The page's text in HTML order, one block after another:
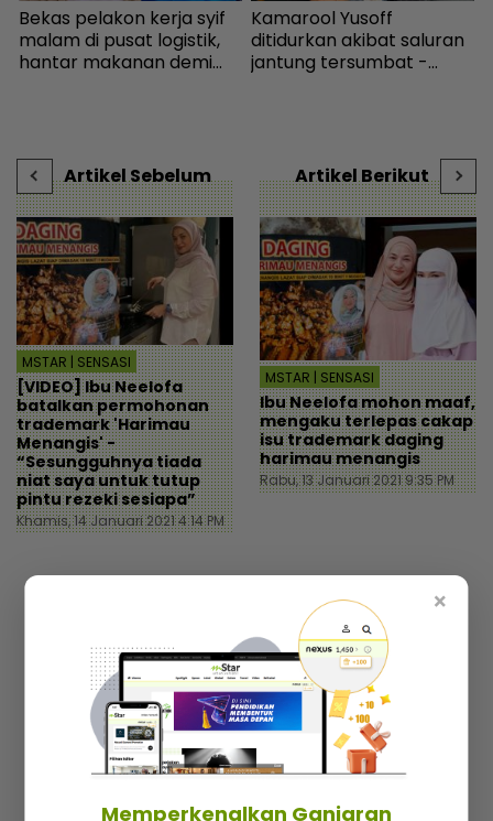
Bekas pelakon kerja syif
malam di pusat logistik,
hantar makanan demi
Kamarool Yusoff
ditidurkan akibat saluran
jantung tersumbat -
Artikel Sebelum
MSTAR | SENSASI
[VIDEO] Ibu Neelofa
batalkan permohonan
trademark 'Harimau
Menangis' -
“Sesungguhnya tiada
niat saya untuk tutup
pintu rezeki sesiapa”
Khamis, 14 Januari 2021 4:14 PM
Artikel Berikut
MSTAR | SENSASI
Ibu Neelofa mohon maaf,
mengaku terlepas cakap
isu trademark daging
harimau menangis
Rabu, 13 Januari 2021 9:35 PM
Nak cari cerita best dan trending setiap hari?
Langgan berita mStar! Percuma je!
×
Memperkenalkan Ganjaran